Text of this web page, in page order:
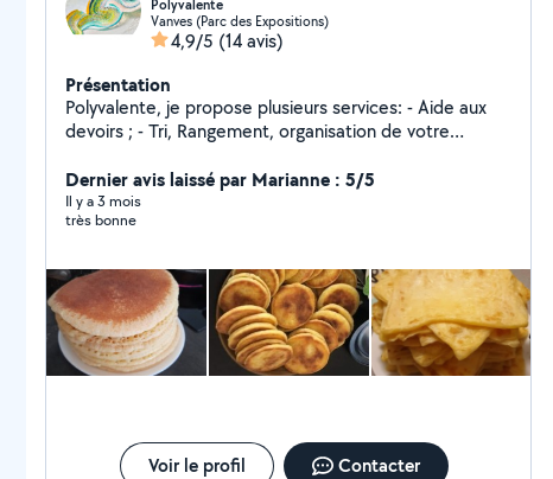
Polyvalente
Vanves (Parc des Expositions)
4,9/5 (14 avis)
Présentation
Polyvalente, je propose plusieurs services: - Aide aux
devoirs ; - Tri, Rangement, organisation de votre
semaine; - Organisation administrative ; - Coiffure pour
personnes âgées ( brushing- Teinte - coupe/ égalisation
) /bonne expérience une première séance d'essai à 10
Dernier avis laissé par Marianne : 5/5
Il y a 3 mois
très bonne
Voir le profil Contacter